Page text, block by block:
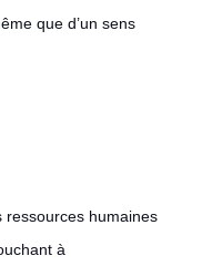
que d’un sens
ressources humaines
à